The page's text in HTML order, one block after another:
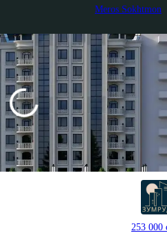
Meros Sokhtmon
253 000